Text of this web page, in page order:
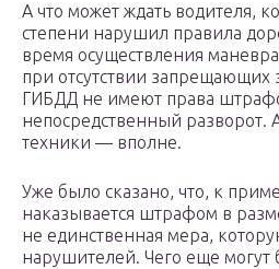
А что может ждать водителя,
степени нарушил правила
время осуществления
при отсутствии запрещающих
ГИБДД не имеют права
непосредственный разворот.
техники — вполне.
Уже было сказано, что, к
наказывается штрафом в
не единственная мера,
нарушителей. Чего еще могут